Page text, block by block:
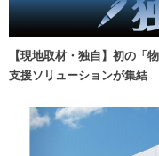
【現地取材・独自】初の「
支援ソリューションが集結